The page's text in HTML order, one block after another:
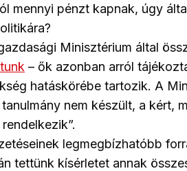
mennyi pénzt kapnak, úgy
Minisztérium által
– ők azonban arról
hatáskörébe tartozik. A
nem készült, a kért,
legmegbízhatóbb
tettünk kísérletet annak